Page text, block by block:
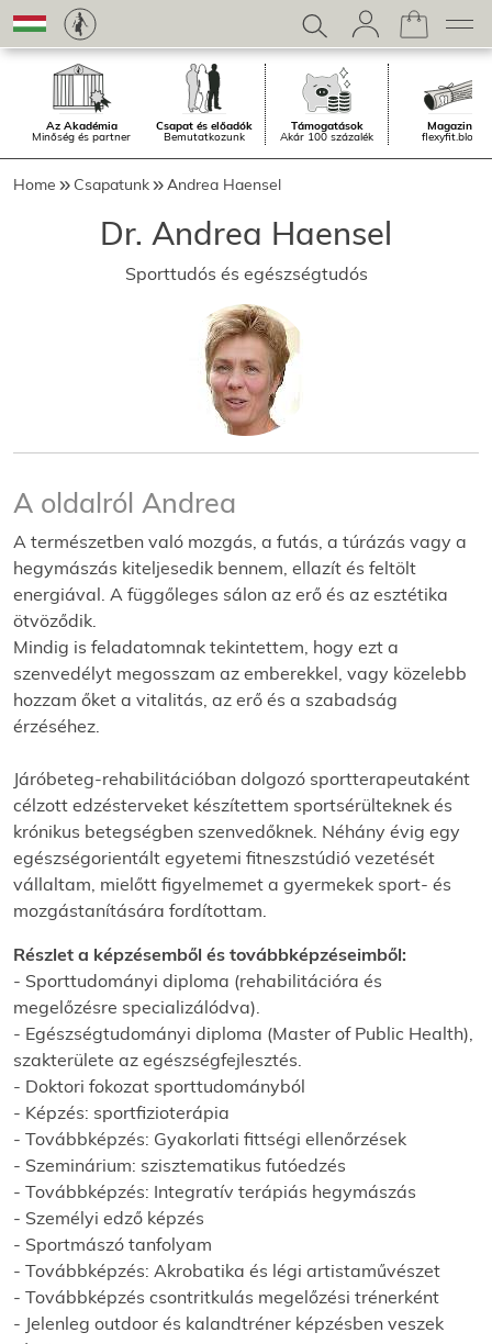
Az Akadémia
Minőség és partner
Csapat és előadók
Bemutatkozunk
Támogatások
Akár 100 százalék
Magazin.
flexyfit.blog
Home Csapatunk Andrea Haensel
Dr. Andrea Haensel
Sporttudós és egészségtudós
A oldalról Andrea
A természetben való mozgás, a futás, a túrázás vagy a
hegymászás kiteljesedik bennem, ellazít és feltölt
energiával. A függőleges sálon az erő és az esztétika
ötvöződik.
Mindig is feladatomnak tekintettem, hogy ezt a
szenvedélyt megosszam az emberekkel, vagy közelebb
hozzam őket a vitalitás, az erő és a szabadság
érzéséhez.
Járóbeteg-rehabilitációban dolgozó sportterapeutaként
célzott edzésterveket készítettem sportsérülteknek és
krónikus betegségben szenvedőknek. Néhány évig egy
egészségorientált egyetemi fitneszstúdió vezetését
vállaltam, mielőtt figyelmemet a gyermekek sport- és
mozgástanítására fordítottam.
Részlet a képzésemből és továbbképzéseimből:
- Sporttudományi diploma (rehabilitációra és
megelőzésre specializálódva).
- Egészségtudományi diploma (Master of Public Health),
szakterülete az egészségfejlesztés.
- Doktori fokozat sporttudományból
- Képzés: sportfizioterápia
- Továbbképzés: Gyakorlati fittségi ellenőrzések
- Szeminárium: szisztematikus futóedzés
- Továbbképzés: Integratív terápiás hegymászás
- Személyi edző képzés
- Sportmászó tanfolyam
- Továbbképzés: Akrobatika és légi artistaművészet
- Továbbképzés csontritkulás megelőzési trénerként
- Jelenleg outdoor és kalandtréner képzésben veszek